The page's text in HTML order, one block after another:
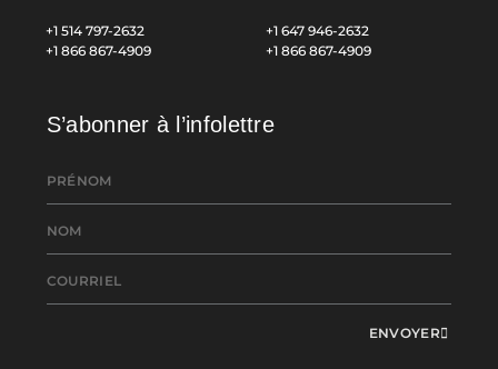
+1 514 797-2632
+1 866 867-4909
+1 647 946-2632
+1 866 867-4909
S’abonner à l’infolettre
ENVOYER